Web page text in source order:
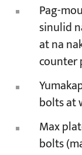
Pag-
sinulid
at na
counter
bolts at
Max
bolts